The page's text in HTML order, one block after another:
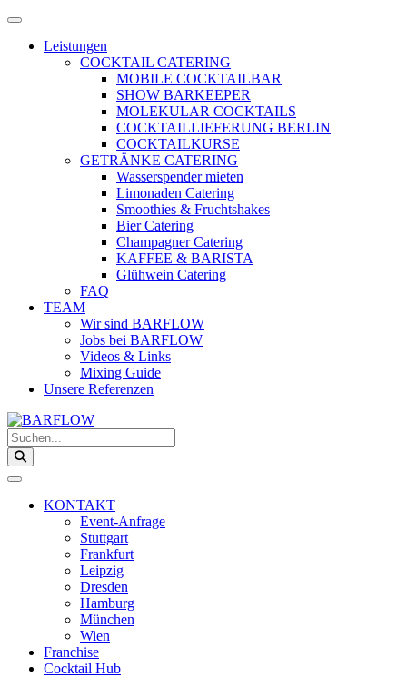
Zum
springen
Menü
öffnenLeistungen
COCKTAIL CATERING
MOBILE COCKTAILBAR
SHOW BARKEEPER
MOLEKULAR COCKTAILS
COCKTAILLIEFERUNG BERLIN
COCKTAILKURSE
GETRÄNKE CATERING
Wasserspender mieten
Limonaden Catering
Smoothies & Fruchtshakes
Bier Catering
Champagner Catering
KAFFEE & BARISTA
Glühwein Catering
FAQ
TEAM
Wir sind BARFLOW
Jobs bei BARFLOW
Videos & Links
Mixing Guide
Unsere Referenzen
Suchen...
KONTAKT
Event-Anfrage
Stuttgart
Frankfurt
Leipzig
Dresden
Hamburg
München
Wien
Franchise
Cocktail Hub